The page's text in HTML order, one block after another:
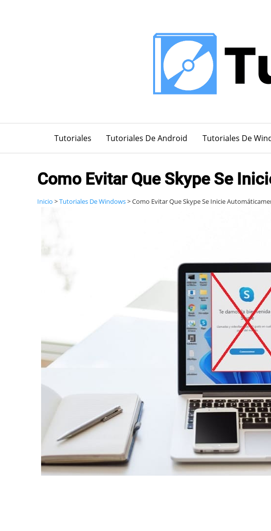
Tutoriales Tutoriales De Android Tutoriales De
Como Evitar Que Skype Se
Inicio >Tutoriales De Windows>Como Evitar Que Skype Se Inicie